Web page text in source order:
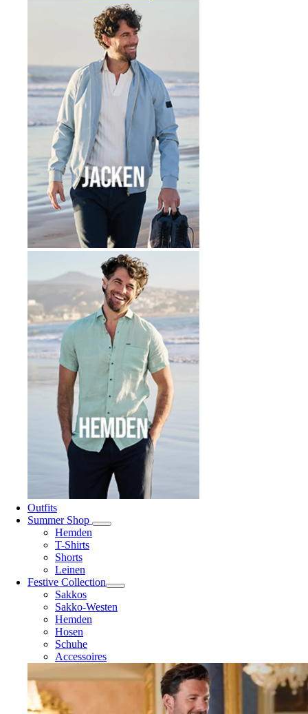
Outfits
Summer Shop
Hemden
T-Shirts
Shorts
Leinen
Festive Collection
Sakkos
Sakko-Westen
Hemden
Hosen
Schuhe
Accessoires